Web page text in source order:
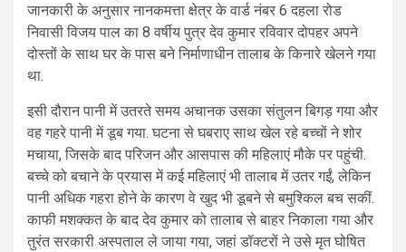
जानकारी के अनुसार नानकमत्ता क्षेत्र के वार्ड नंबर 6 दहला रोड
निवासी विजय पाल का 8 वर्षीय पुत्र देव कुमार रविवार दोपहर अपने
दोस्तों के साथ घर के पास बने निर्माणाधीन तालाब के किनारे खेलने गया
था.
इसी दौरान पानी में उतरते समय अचानक उसका संतुलन बिगड़ गया और
वह गहरे पानी में डूब गया. घटना से घबराए साथ खेल रहे बच्चों ने शोर
मचाया, जिसके बाद परिजन और आसपास की महिलाएं मौके पर पहुंची.
बच्चे को बचाने के प्रयास में कई महिलाएं भी तालाब में उतर गईं, लेकिन
पानी अधिक गहरा होने के कारण वे खुद भी डूबने से बमुश्किल बच सकीं.
काफी मशक्कत के बाद देव कुमार को तालाब से बाहर निकाला गया और
तुरंत सरकारी अस्पताल ले जाया गया, जहां डॉक्टरों ने उसे मृत घोषित